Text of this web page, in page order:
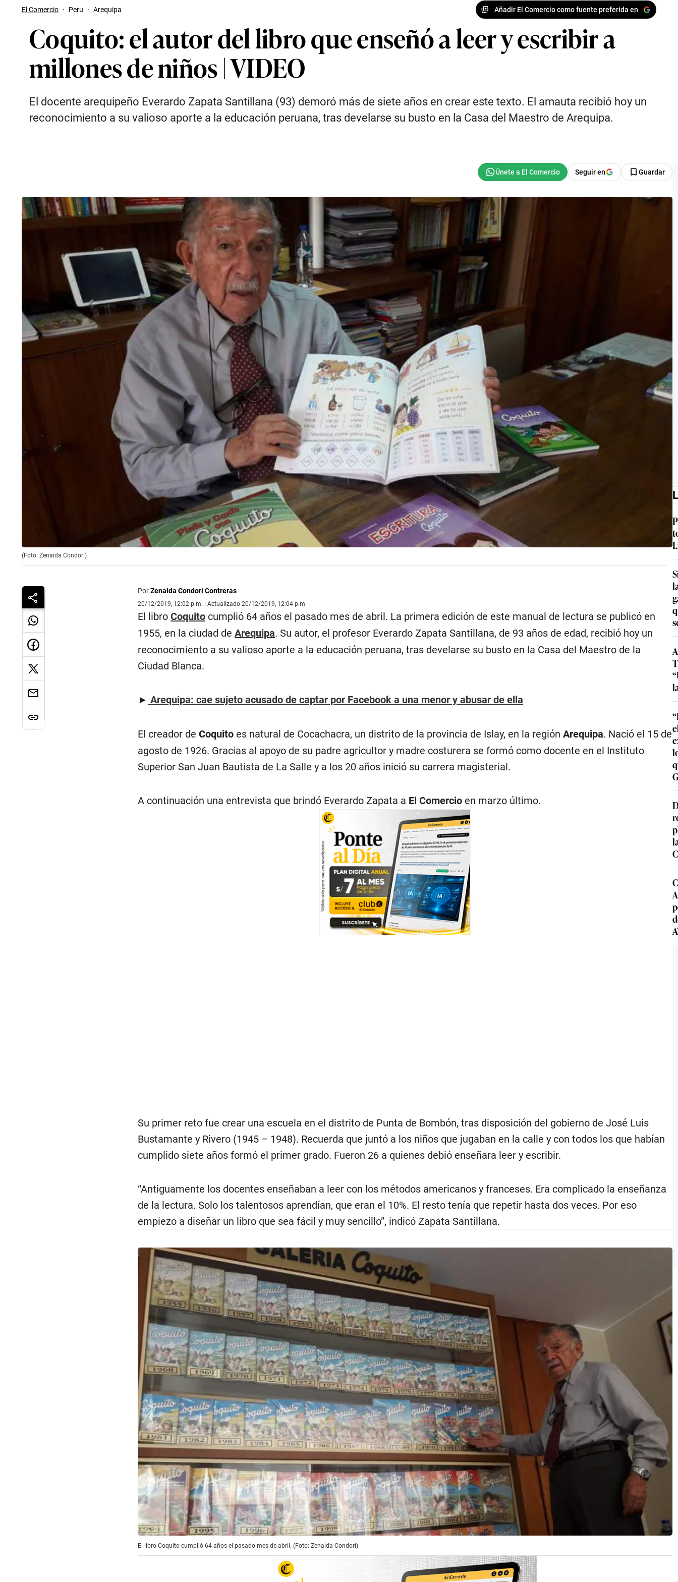
El Comercio · Peru · Arequipa Añadir El Comercio como fuente preferida en
Coquito: el autor del libro que enseñó a leer y escribir a
millones de niños | VIDEO
El docente arequipeño Everardo Zapata Santillana (93) demoró más de siete años en crear este texto. El amauta recibió hoy un
reconocimiento a su valioso aporte a la educación peruana, tras develarse su busto en la Casa del Maestro de Arequipa.
Seguir en Guardar
(Foto: Zenaida Condori)
PorZenaida Condori Contreras
20/12/2019, 12:02 p.m. | Actualizado 20/12/2019, 12:04 p.m.
El libroCoquito cumplió 64 años el pasado mes de abril. La primera edición de este manual de lectura se publicó en
1955, en la ciudad deArequipa. Su autor, el profesor Everardo Zapata Santillana, de 93 años de edad, recibió hoy un
reconocimiento a su valioso aporte a la educación peruana, tras develarse su busto en la Casa del Maestro de la
Ciudad Blanca.
► Arequipa: cae sujeto acusado de captar por Facebook a una menor y abusar de ella
El creador deCoquito es natural de Cocachacra, un distrito de la provincia de Islay, en la regiónArequipa. Nació el 15 de
agosto de 1926. Gracias al apoyo de su padre agricultor y madre costurera se formó como docente en el Instituto
Superior San Juan Bautista de La Salle y a los 20 años inició su carrera magisterial.
A continuación una entrevista que brindó Everardo Zapata a El Comercio en marzo último.
Su primer reto fue crear una escuela en el distrito de Punta de Bombón, tras disposición del gobierno de José Luis
Bustamante y Rivero (1945 – 1948). Recuerda que juntó a los niños que jugaban en la calle y con todos los que habían
cumplido siete años formó el primer grado. Fueron 26 a quienes debió enseñara leer y escribir.
“Antiguamente los docentes enseñaban a leer con los métodos americanos y franceses. Era complicado la enseñanza
de la lectura. Solo los talentosos aprendían, que eran el 10%. El resto tenía que repetir hasta dos veces. Por eso
empiezo a diseñar un libro que sea fácil y muy sencillo”, indicó Zapata Santillana.
El libro Coquito cumplió 64 años el pasado mes de abril. (Foto: Zenaida Condori)